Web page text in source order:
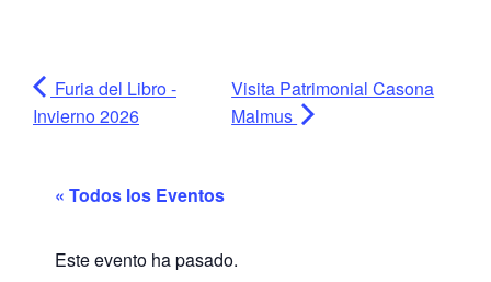
Furia del Libro -
Invierno 2026
Visita Patrimonial Casona
Malmus
« Todos los Eventos
Este evento ha pasado.